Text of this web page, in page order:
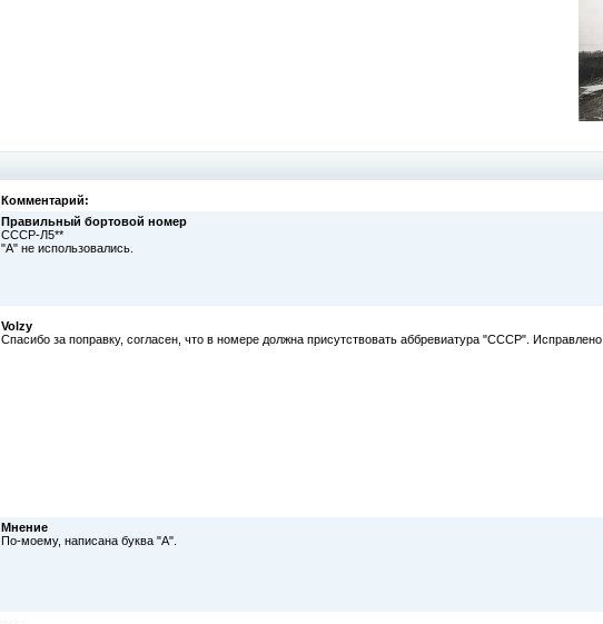
Комментарий:
Правильный бортовой номер
СССР-Л5**
"А" не использовались.
Volzy
Спасибо за поправку, согласен, что в номере должна присутствовать аббревиатура "СССР". Исправлено.
Мнение
По-моему, написана буква "А".